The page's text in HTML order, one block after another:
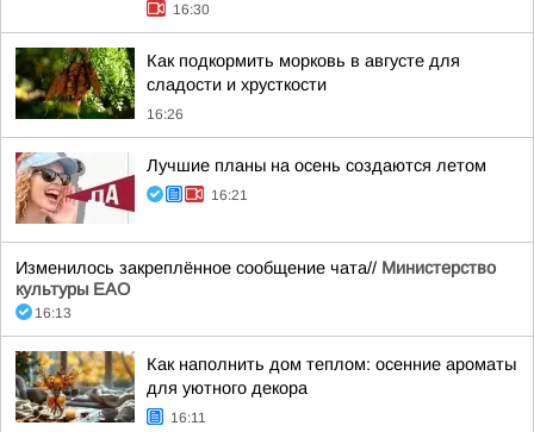
16:30
Как подкормить морковь в августе для
сладости и хрусткости
16:26
Лучшие планы на осень создаются летом
16:21
Изменилось закреплённое сообщение чата// Министерство
культуры ЕАО
16:13
Как наполнить дом теплом: осенние ароматы
для уютного декора
16:11